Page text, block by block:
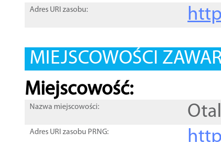
Adres URI zasobu:
MIEJSCOWOŚCI
Miejscowość:
Nazwa miejscowości:
Adres URI zasobu PRNG: